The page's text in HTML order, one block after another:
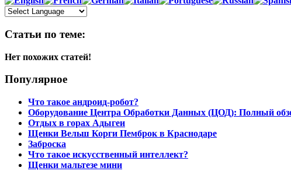
Статьи по теме:
Нет похожих статей!
Популярное
Что такое андроид-робот?
Оборудование Центра Обработки Данных (ЦОД): Полный
Отдых в горах Адыгеи
Щенки Вельш Корги Пемброк в Краснодаре
Заброска
Что такое искусственный интеллект?
Щенки мальтезе мини